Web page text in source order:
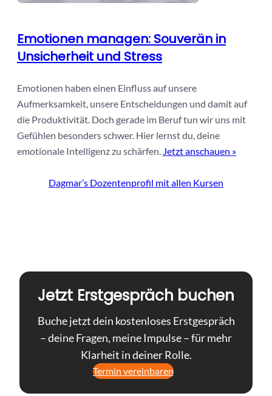
Emotionen managen: Souverän in
Unsicherheit und Stress
Emotionen haben einen Einfluss auf unsere
Aufmerksamkeit, unsere Entscheidungen und damit auf
die Produktivität. Doch gerade im Beruf tun wir uns mit
Gefühlen besonders schwer. Hier lernst du, deine
emotionale Intelligenz zu schärfen. Jetzt anschauen »
Dagmar’s Dozentenprofil mit allen Kursen
Jetzt Erstgespräch buchen
Buche jetzt dein kostenloses Erstgespräch
– deine Fragen, meine Impulse – für mehr
Klarheit in deiner Rolle.
Termin vereinbaren